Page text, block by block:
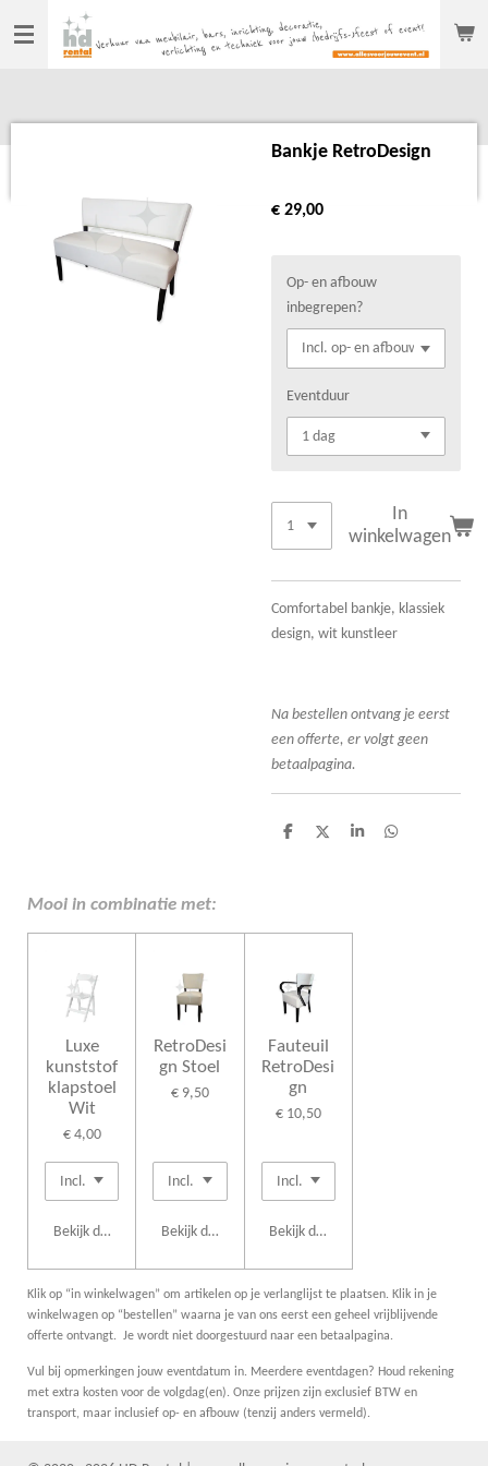
Ga
direct
hoofdinhoud
Bankje RetroDesign
€ 29,00
Op- en afbouw
inbegrepen?
Eventduur
In
winkelwagen
Comfortabel bankje, klassiek
design, wit kunstleer
Na bestellen ontvang je eerst
een offerte, er volgt geen
betaalpagina.
D
D
S
D
Mooi in combinatie met:
Luxe
kunststof
klapstoel
Wit
€ 4,00
Bekijk details
RetroDesi
gn Stoel
€ 9,50
Bekijk details
Fauteuil
RetroDesi
gn
€ 10,50
Bekijk details
Klik op “in winkelwagen” om artikelen op je verlanglijst te plaatsen. Klik in je
winkelwagen op “bestellen” waarna je van ons eerst een geheel vrijblijvende
offerte ontvangt. Je wordt niet doorgestuurd naar een betaalpagina.
Vul bij opmerkingen jouw eventdatum in. Meerdere eventdagen? Houd rekening
met extra kosten voor de volgdag(en). Onze prijzen zijn exclusief BTW en
transport, maar inclusief op- en afbouw (tenzij anders vermeld).